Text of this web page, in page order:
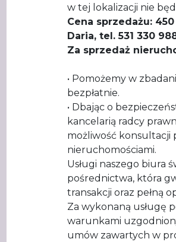
w tej lokalizacji nie
Cena sprzedażu: 450
Daria, tel. 531 330
Za sprzedaż
• Pomożemy w
bezpłatnie.
• Dbając o
kancelarią radcy
możliwość konsultacji
nieruchomościami.
Usługi naszego biura
pośrednictwa, która
transakcji oraz pełną
Za wykonaną usługę
warunkami
umów zawartych w